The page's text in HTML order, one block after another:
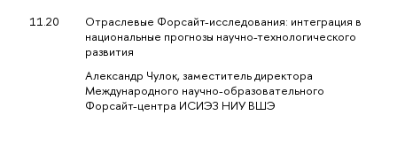
11.20
Отраслевые Форсайт-исследования: интеграция в
национальные прогнозы научно-технологического
развития
Александр Чулок, заместитель директора
Международного научно-образовательного
Форсайт-центра ИСИЭЗ НИУ ВШЭ